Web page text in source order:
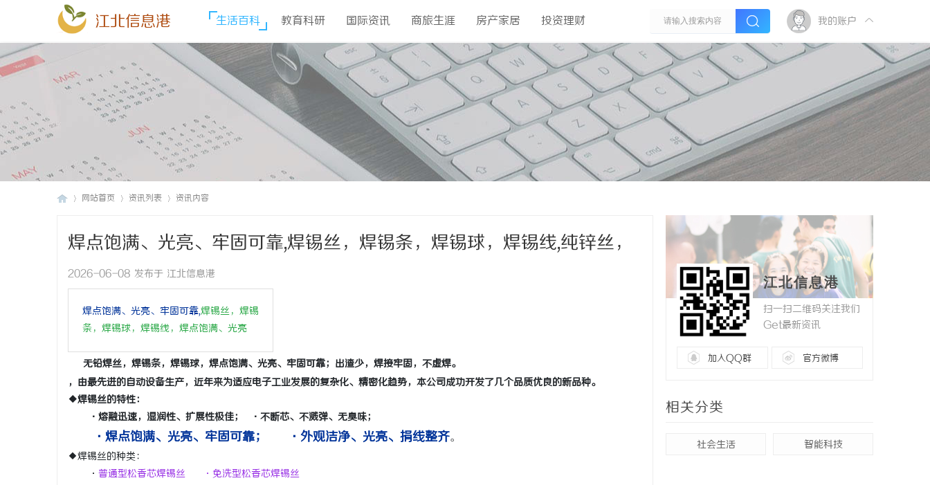
江北信息港 生活百科 教育科研 国际资讯 商旅生涯 房产家居 投资理财 我的账户
网站首页 资讯列表 资讯内容
焊点饱满、光亮、牢固可靠,焊锡丝，焊锡条，焊锡球，焊锡线,纯锌丝，
无铅焊锡丝
2026-06-08 发布于 江北信息港
焊点饱满、光亮、牢固可靠,焊锡丝，焊锡
条，焊锡球，焊锡线，焊点饱满、光亮
无铅焊丝，焊锡条，焊锡球，焊点饱满、光亮、牢固可靠；出渣少，焊接牢固，不虚焊。
，由最先进的自动设备生产，近年来为适应电子工业发展的复杂化、精密化趋势，本公司成功开发了几个品质优良的新品种。
◆焊锡丝的特性：
·熔融迅速，湿润性、扩展性极佳； ·不断芯、不溅弹、无臭味；
·焊点饱满、光亮、牢固可靠； ·外观洁净、光亮、捐线整齐。
◆焊锡丝的种类：
· 普通型松香芯焊锡丝 ·免洗型松香芯焊锡丝
江北信息港
扫一扫二维码关注我们
Get最新资讯
加入QQ群 官方微博
相关分类
社会生活 智能科技